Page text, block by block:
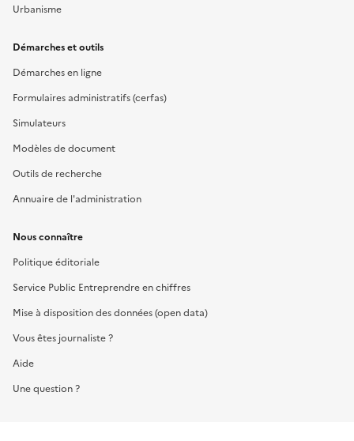
Urbanisme
Démarches et outils
Démarches en ligne
Formulaires administratifs (cerfas)
Simulateurs
Modèles de document
Outils de recherche
Annuaire de l'administration
Nous connaître
Politique éditoriale
Service Public Entreprendre en chiffres
Mise à disposition des données (open data)
Vous êtes journaliste ?
Aide
Une question ?